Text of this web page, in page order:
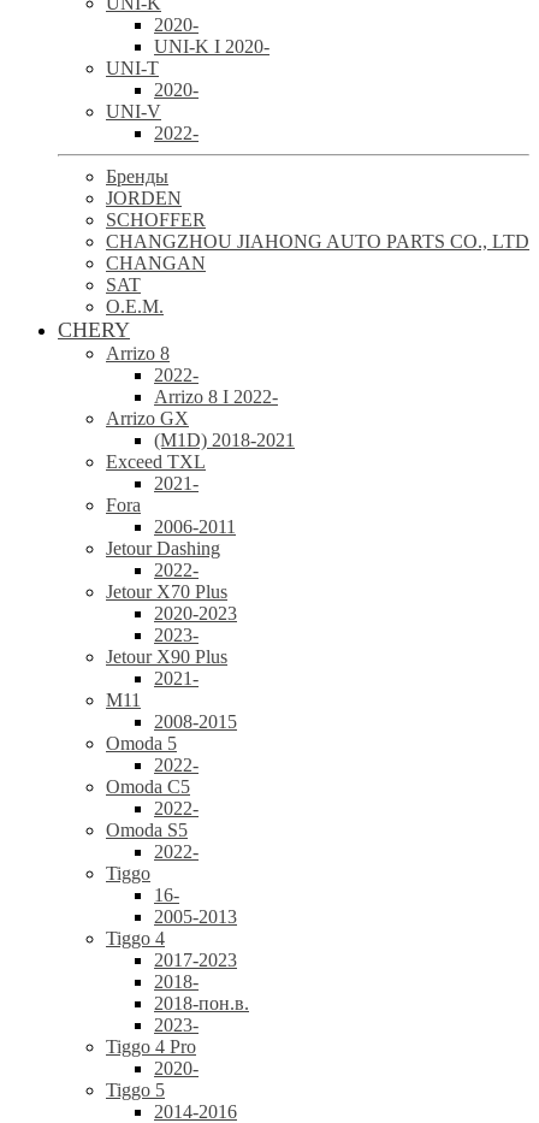
2020-
UNI-K I 2020-
UNI-T
2020-
UNI-V
2022-
Бренды
JORDEN
SCHOFFER
CHANGZHOU JIAHONG AUTO PARTS CO., LTD
CHANGAN
SAT
O.E.M.
CHERY
Arrizo 8
2022-
Arrizo 8 I 2022-
Arrizo GX
(M1D) 2018-2021
Exceed TXL
2021-
Fora
2006-2011
Jetour Dashing
2022-
Jetour X70 Plus
2020-2023
2023-
Jetour X90 Plus
2021-
M11
2008-2015
Omoda 5
2022-
Omoda C5
2022-
Omoda S5
2022-
Tiggo
16-
2005-2013
Tiggo 4
2017-2023
2018-
2018-пон.в.
2023-
Tiggo 4 Pro
2020-
Tiggo 5
2014-2016